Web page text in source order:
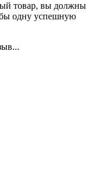
товар, вы должны
бы одну успешную